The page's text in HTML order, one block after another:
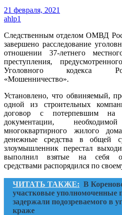
21 февраля, 2021
ahlp1
Следственным отделом ОМВД
завершено расследование
отношении 37-летнего
преступления,
Уголовного кодекса
«Мошенничество».
Установлено, что обвиняемый,
одной из строительных
договор с потерпевшим на
документации,
многоквартирного жилого
денежные средства в общей
злоумышленник перестал
выполнил взятые на себя
средствами распорядился по
ЧИТАТЬ ТАКЖЕ: В
участковые уполномоченные
задержали подозреваемого в
краже